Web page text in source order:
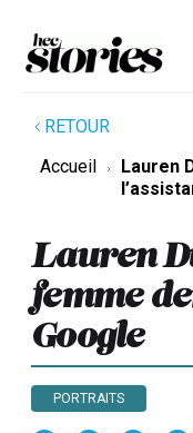
RETOUR
Accueil
Lauren
Lauren
femme
Google
PORTRAITS